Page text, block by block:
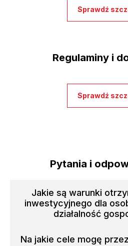
Sprawdź
Regulaminy i
Sprawdź
Pytania i
Jakie są warunki
inwestycyjnego dla
działalność
Na jakie cele mogę